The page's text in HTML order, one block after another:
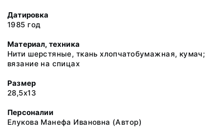
Датировка
1985 год
Материал, техника
Нити шерстяные, ткань хлопчатобумажная, кумач;
вязание на спицах
Размер
28,5х13
Персоналии
Елукова Манефа Ивановна (Автор)